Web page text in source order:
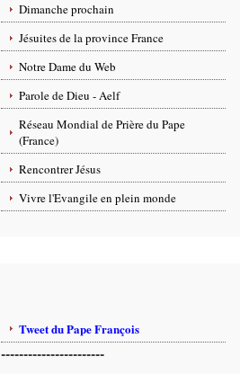
Dimanche prochain
Jésuites de la province France
Notre Dame du Web
Parole de Dieu - Aelf
Réseau Mondial de Prière du Pape
(France)
Rencontrer Jésus
Vivre l'Evangile en plein monde
Tweet du Pape François
-----------------------